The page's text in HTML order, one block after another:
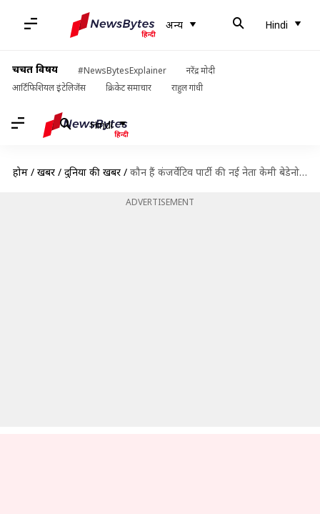
अन्य Hindi
चर्चित विषय #NewsBytesExplainer
नरेंद्र मोदी
आर्टिफिशियल इंटेलिजेंस
क्रिकेट समाचार राहुल गांधी
Hindi
होम / खबरें / दुनिया की खबरें / कौन हैं कंजर्वेटिव पार्टी की नई नेता केमी बेडेनोच, जो लेंगी ऋषि सुनक की जगह?
ADVERTISEMENT